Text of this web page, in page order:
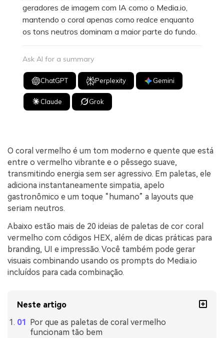
geradores de imagem com IA como o Media.io,
mantendo o coral apenas como realce enquanto
os tons neutros dominam a maior parte do fundo.
Ask AI for a summary
ChatGPT Perplexity Gemini
Claude Grok
O coral vermelho é um tom moderno e quente que está
entre o vermelho vibrante e o pêssego suave,
transmitindo energia sem ser agressivo. Em paletas, ele
adiciona instantaneamente simpatia, apelo
gastronômico e um toque “humano” a layouts que
seriam neutros.
Abaixo estão mais de 20 ideias de paletas de cor coral
vermelho com códigos HEX, além de dicas práticas para
branding, UI e impressão. Você também pode gerar
visuais combinando usando os prompts do Media.io
incluídos para cada combinação.
Neste artigo
Por que as paletas de coral vermelho
funcionam tão bem